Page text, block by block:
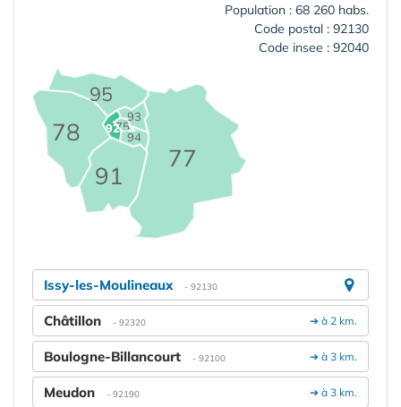
Population : 68 260 habs.
Code postal : 92130
Code insee : 92040
75
77
78
91
92
93
94
95
Issy-les-Moulineaux - 92130
➔ à 2 km.
Châtillon - 92320
➔ à 3 km.
Boulogne-Billancourt - 92100
➔ à 3 km.
Meudon - 92190